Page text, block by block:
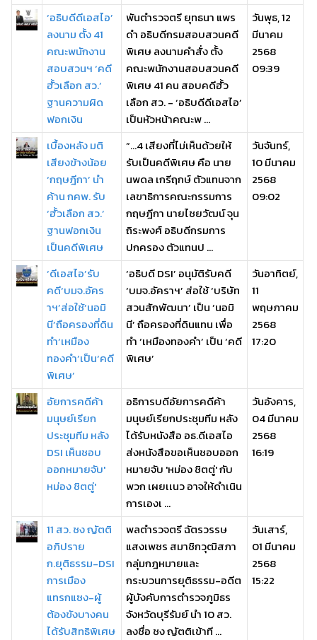
‘อธิบดีดีเอสไอ’
ลงนาม ตั้ง 41
คณะพนักงาน
สอบสวนฯ ‘คดี
ฮั้วเลือก สว.’
ฐานความผิด
ฟอกเงิน
พันตำรวจตรี ยุทธนา แพร
ดำ อธิบดีกรมสอบสวนคดี
พิเศษ ลงนามคำสั่ง ตั้ง
คณะพนักงานสอบสวนคดี
พิเศษ 41 คน สอบคดีฮั้ว
เลือก สว. - ‘อธิบดีดีเอสไอ’
เป็นหัวหน้าคณะพ ...
วันพุธ, 12
มีนาคม
2568
09:39
เบื้องหลัง มติ
เสียงข้างน้อย
‘กฤษฎีกา’ นำ
ค้าน กคพ. รับ
‘ฮั้วเลือก สว.’
ฐานฟอกเงิน
เป็นคดีพิเศษ
“…4 เสียงที่ไม่เห็นด้วยให้
รับเป็นคดีพิเศษ คือ นาย
นพดล เกรีฤกษ์ ตัวแทนจาก
เลขาธิการคณะกรรมการ
กฤษฎีกา นายไชยวัฒน์ จุน
ถิระพงศ์ อธิบดีกรมการ
ปกครอง ตัวแทนป ...
วันจันทร์,
10 มีนาคม
2568
09:02
‘ดีเอสไอ’รับ
คดี‘บมจ.อัคร
าฯ’ส่อใช้‘นอมิ
นี’ถือครองที่ดิน
ทำ‘เหมือง
ทองคำ’เป็น‘คดี
พิเศษ’
‘อธิบดี DSI’ อนุมัติรับคดี
‘บมจ.อัคราฯ’ ส่อใช้ ‘บริษัท
สวนสักพัฒนา’ เป็น ‘นอมิ
นี’ ถือครองที่ดินแทน เพื่อ
ทำ ‘เหมืองทองคำ’ เป็น ‘คดี
พิเศษ’
วันอาทิตย์,
11
พฤษภาคม
2568
17:20
อัยการคดีค้า
มนุษย์เรียก
ประชุมทีม หลัง
DSI เห็นชอบ
ออกหมายจับ'
หม่อง ชิตตู่'
อธิการบดีอัยการคดีค้า
มนุษย์เรียกประชุมทีม หลัง
ได้รับหนังสือ อธ.ดีเอสไอ
ส่งหนังสือขอเห็นชอบออก
หมายจับ 'หม่อง ชิตตู่' กับ
พวก เผยเเนว อาจให้ดำเนิน
การเองเ ...
วันอังคาร,
04 มีนาคม
2568
16:19
11 สว. ชง ญัตติ
อภิปราย
ก.ยุติธรรม-DSI
การเมือง
แทรกแซง-ผู้
ต้องขังบางคน
ได้รับสิทธิพิเศษ
พลตำรวจตรี ฉัตรวรรษ
แสงเพชร สมาชิกวุฒิสภา
กลุ่มกฎหมายและ
กระบวนการยุติธรรม-อดีต
ผู้บังคับการตำรวจภูมิธร
จังหวัดบุรีรัมย์ นำ 10 สว.
ลงชื่อ ชง ญัตติเข้าที ...
วันเสาร์,
01 มีนาคม
2568
15:22